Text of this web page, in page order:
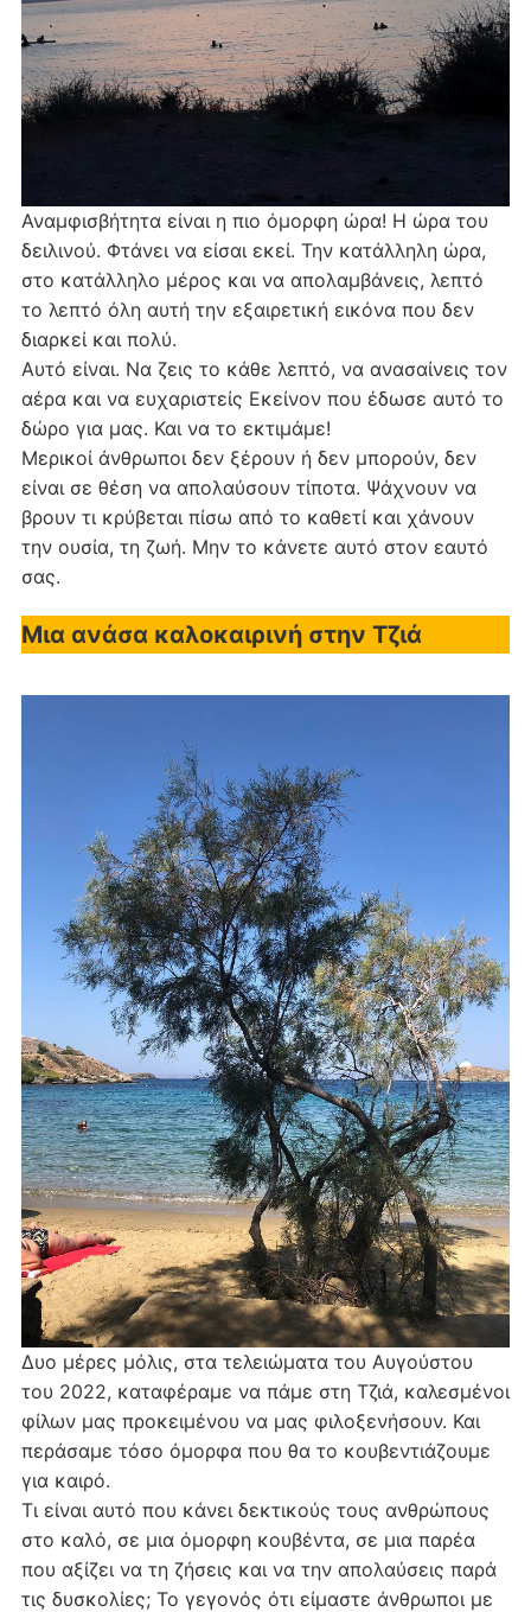
Αναμφισβήτητα είναι η πιο όμορφη ώρα! Η ώρα του
δειλινού. Φτάνει να είσαι εκεί. Την κατάλληλη ώρα,
στο κατάλληλο μέρος και να απολαμβάνεις, λεπτό
το λεπτό όλη αυτή την εξαιρετική εικόνα που δεν
διαρκεί και πολύ.
Αυτό είναι. Να ζεις το κάθε λεπτό, να ανασαίνεις τον
αέρα και να ευχαριστείς Εκείνον που έδωσε αυτό το
δώρο για μας. Και να το εκτιμάμε!
Μερικοί άνθρωποι δεν ξέρουν ή δεν μπορούν, δεν
είναι σε θέση να απολαύσουν τίποτα. Ψάχνουν να
βρουν τι κρύβεται πίσω από το καθετί και χάνουν
την ουσία, τη ζωή. Μην το κάνετε αυτό στον εαυτό
σας.
Μια ανάσα καλοκαιρινή στην Τζιά
Δυο μέρες μόλις, στα τελειώματα του Αυγούστου
του 2022, καταφέραμε να πάμε στη Τζιά, καλεσμένοι
φίλων μας προκειμένου να μας φιλοξενήσουν. Και
περάσαμε τόσο όμορφα που θα το κουβεντιάζουμε
για καιρό.
Τι είναι αυτό που κάνει δεκτικούς τους ανθρώπους
στο καλό, σε μια όμορφη κουβέντα, σε μια παρέα
που αξίζει να τη ζήσεις και να την απολαύσεις παρά
τις δυσκολίες; Το γεγονός ότι είμαστε άνθρωποι με